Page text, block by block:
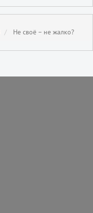
Не своё – не жалко?